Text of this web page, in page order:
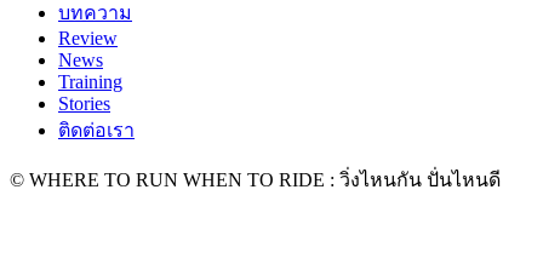
บทความ
Review
News
Training
Stories
ติดต่อเรา
© WHERE TO RUN WHEN TO RIDE : วิ่งไหนกัน ปั่นไหนดี